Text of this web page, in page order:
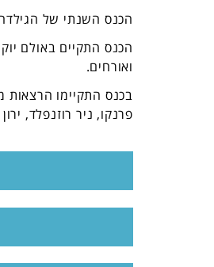
הכנס השנתי של הגילדה 2021 הציב את הסטנדרט החדש
ואורחים.
בכנס התקיימו
פרנקו, ניר רוזנפלד,